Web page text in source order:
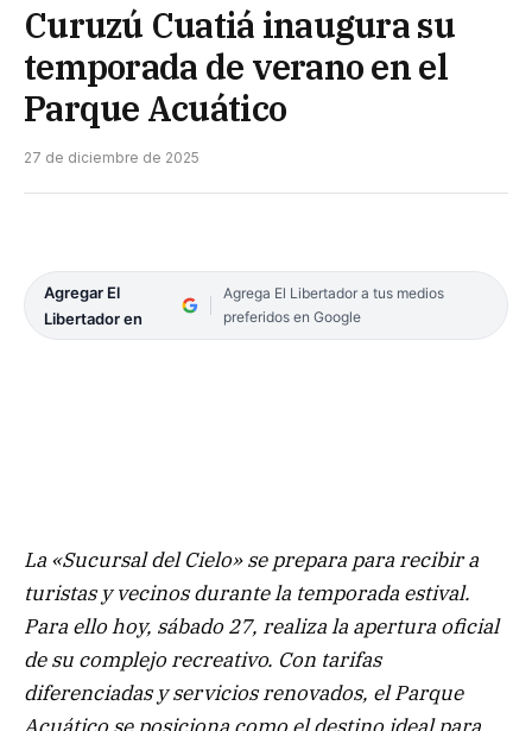
Curuzú Cuatiá inaugura su
temporada de verano en el
Parque Acuático
27 de diciembre de 2025
Agregar El
Libertador en
Agrega El Libertador a tus medios
preferidos en Google
La «Sucursal del Cielo» se prepara para recibir a
turistas y vecinos durante la temporada estival.
Para ello hoy, sábado 27, realiza la apertura oficial
de su complejo recreativo. Con tarifas
diferenciadas y servicios renovados, el Parque